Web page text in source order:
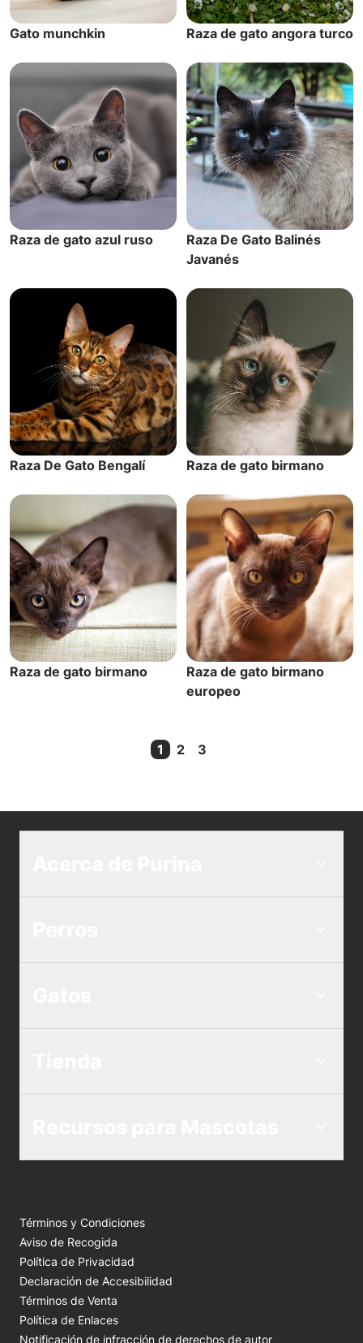
Gato munchkin Raza de gato angora turco
Raza de gato azul ruso
Raza De Gato Balinés
Javanés
Raza De Gato Bengalí Raza de gato birmano
Raza de gato birmano
Raza de gato birmano
europeo
1
Current Page
2 3
Términos y Condiciones
Aviso de Recogida
Política de Privacidad
Declaración de Accesibilidad
Términos de Venta
Política de Enlaces
Notificación de infracción de derechos de autor